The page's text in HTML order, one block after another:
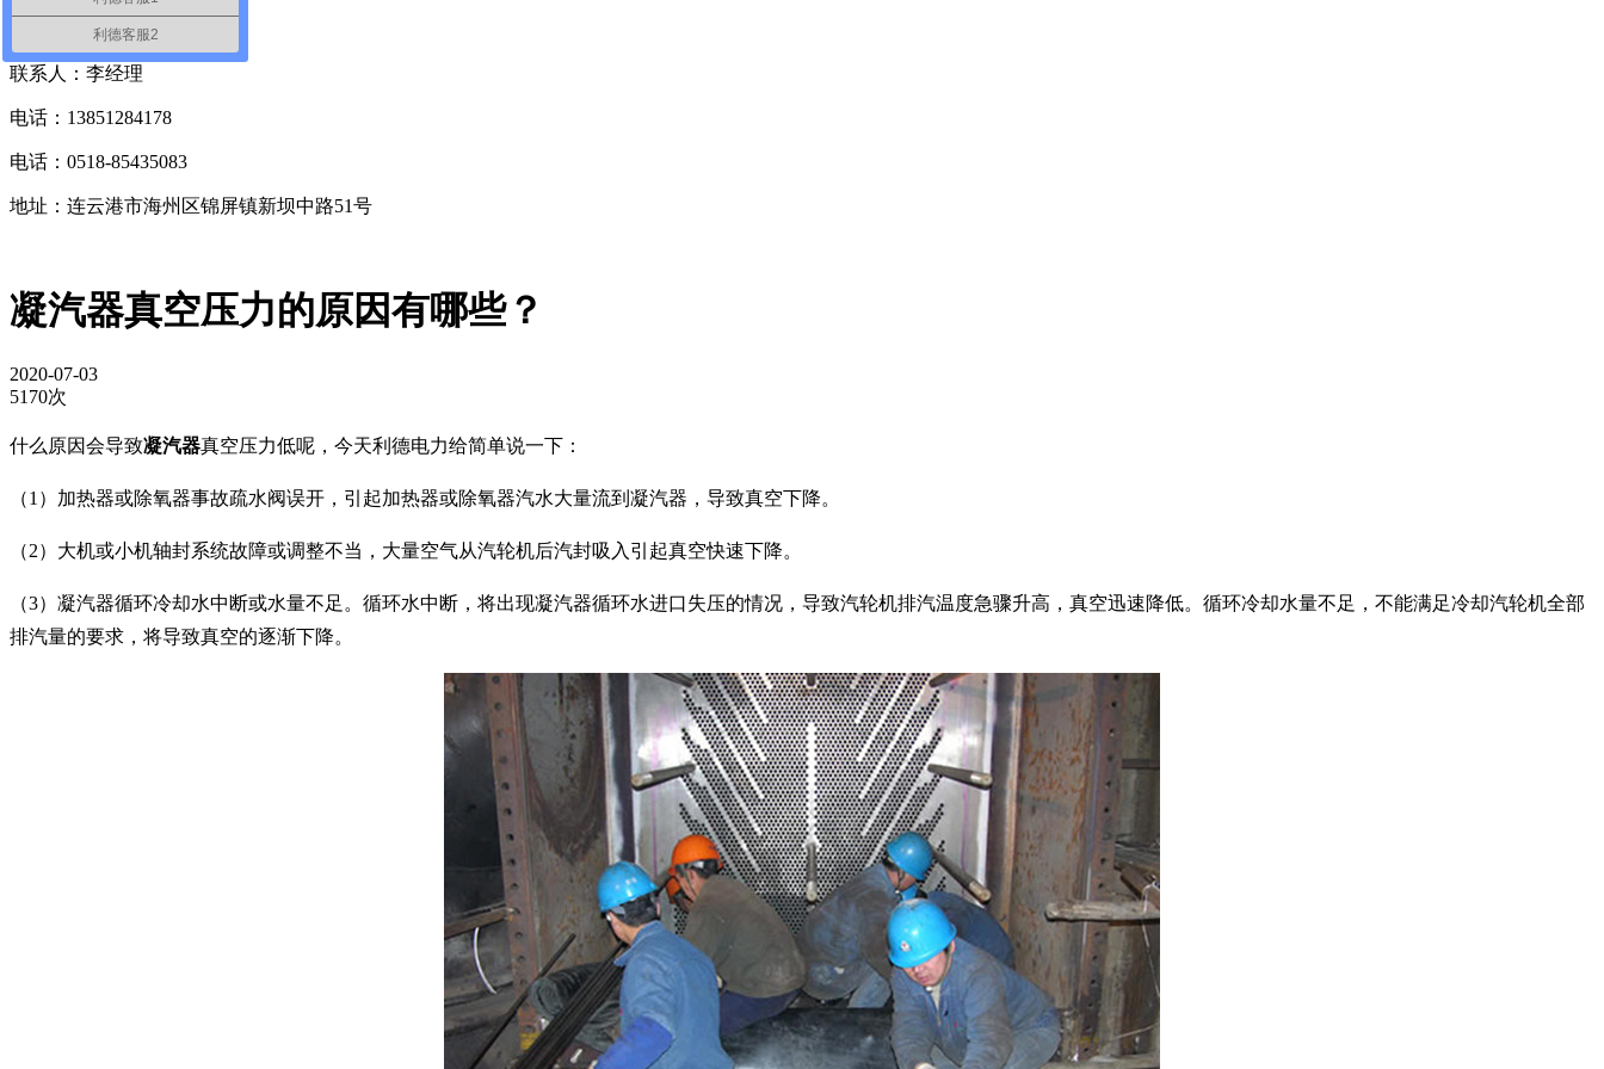
联系我们Contact Us
联系人：李经理
电话：13851284178
电话：0518-85435083
地址：连云港市海州区锦屏镇新坝中路51号
凝汽器真空压力的原因有哪些？
2020-07-03
5170次
什么原因会导致凝汽器真空压力低呢，今天利德电力给简单说一下：
（1）加热器或除氧器事故疏水阀误开，引起加热器或除氧器汽水大量流到凝汽器，导致真空下降。
（2）大机或小机轴封系统故障或调整不当，大量空气从汽轮机后汽封吸入引起真空快速下降。
（3）凝汽器循环冷却水中断或水量不足。循环水中断，将出现凝汽器循环水进口失压的情况，导致汽轮机排汽温度急骤升高，真空迅速降低。循环冷却水量不足，不能满足冷却汽轮机全部
排汽量的要求，将导致真空的逐渐下降。
利德客服2